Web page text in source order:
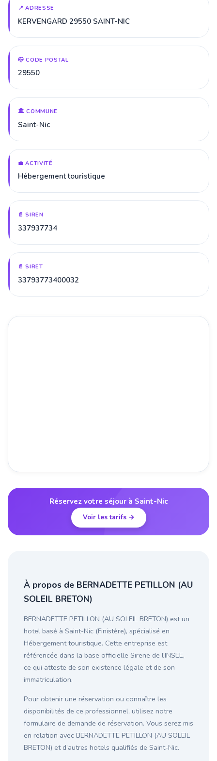
📍 ADRESSE
KERVENGARD 29550 SAINT-NIC
📪 CODE POSTAL
29550
🏛️ COMMUNE
Saint-Nic
💼 ACTIVITÉ
Hébergement touristique
📄 SIREN
337937734
📄 SIRET
33793773400032
Réservez votre séjour à Saint-Nic
Voir les tarifs →
À propos de BERNADETTE PETILLON (AU
SOLEIL BRETON)
BERNADETTE PETILLON (AU SOLEIL BRETON) est un
hotel basé à Saint-Nic (Finistère), spécialisé en
Hébergement touristique. Cette entreprise est
référencée dans la base officielle Sirene de l’INSEE,
ce qui atteste de son existence légale et de son
immatriculation.
Pour obtenir une réservation ou connaître les
disponibilités de ce professionnel, utilisez notre
formulaire de demande de réservation. Vous serez mis
en relation avec BERNADETTE PETILLON (AU SOLEIL
BRETON) et d’autres hotels qualifiés de Saint-Nic.